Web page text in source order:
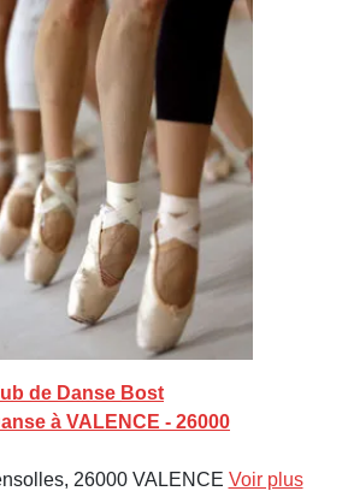
de Danse Bost
à VALENCE - 26000
26000 VALENCE Voir plus